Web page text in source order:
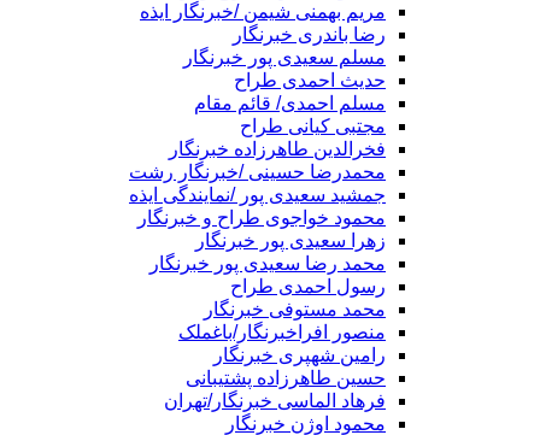
مریم بهمنی شیمن /خبرنگار ایذه
رضا باندری خبرنگار
مسلم سعیدی پور خبرنگار
حدیث احمدی طراح
مسلم احمدی/ قائم مقام
مجتبی کیانی طراح
فخرالدین طاهرزاده خبرنگار
محمدرضا حسینی /خبرنگار رشت
جمشید سعیدی پور /نمایندگی ایذه
محمود خواجوی طراح و خبرنگار
زهرا سعیدی پور خبرنگار
محمد رضا سعیدی پور خبرنگار
رسول احمدی طراح
محمد مستوفی خبرنگار
منصور افراخبرنگار/باغملک
رامین شهپری خبرنگار
حسین طاهرزاده پشتیبانی
فرهاد الماسی خبرنگار/تهران
محمود اوژن خبرنگار